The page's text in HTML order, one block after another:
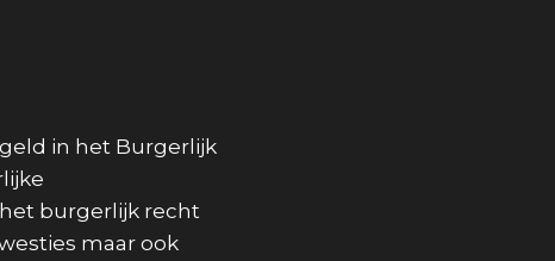
in het Burgerlijk
burgerlijk recht
maar ook